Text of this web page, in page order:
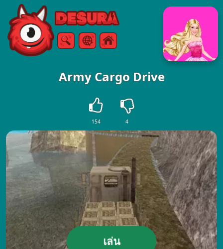
Free Online Games
ค้นหา เมนู
Army Cargo Drive
154 4
เล่น